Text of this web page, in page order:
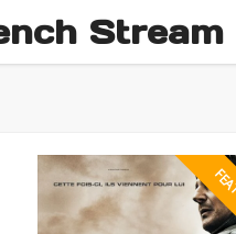
Stream